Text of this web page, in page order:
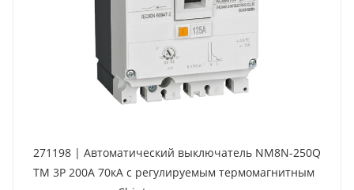
271198 | Автоматический выключатель NM8N-250Q
TM 3P 200А 70кА с регулируемым термомагнитным